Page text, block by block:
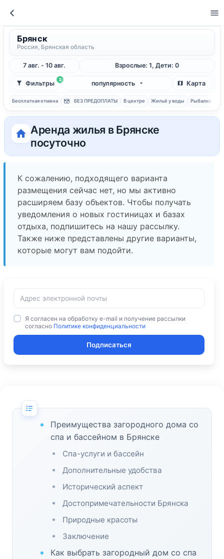
Брянск
Россия, Брянская область
7 авг. - 10 авг. Взрослые: 1, Дети: 0
2
Фильтры популярность Карта
Бесплатная отмена БЕЗ ПРЕДОПЛАТЫ В центре Жильё у воды Рыбалка
Аренда жилья в Брянске
посуточно
К сожалению, подходящего варианта
размещения сейчас нет, но мы активно
расширяем базу объектов. Чтобы получать
уведомления о новых гостиницах и базах
отдыха, подпишитесь на нашу рассылку.
Также ниже представлены другие варианты,
которые могут вам подойти.
Я согласен на обработку e-mail и получение рассылки
согласно Политике конфиденциальности
Подписаться
Преимущества загородного дома со
спа и бассейном в Брянске
Спа-услуги и бассейн
Дополнительные удобства
Исторический аспект
Достопримечательности Брянска
Природные красоты
Заключение
Как выбрать загородный дом со спа